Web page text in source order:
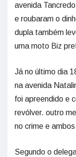
avenida
e roubaram o
dupla também
uma moto Biz
Já no último dia
na avenida
foi apreendido e
revólver. outro
no crime e
Segundo o